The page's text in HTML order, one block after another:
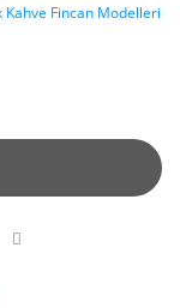
Fincan Modelleri